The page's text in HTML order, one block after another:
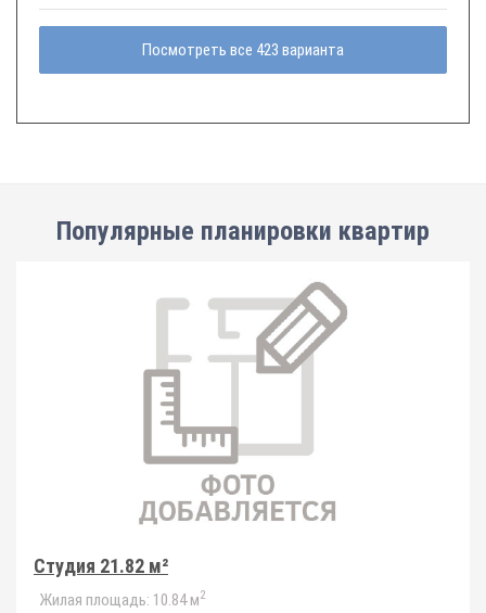
Посмотреть все 423 варианта
Популярные планировки квартир
Студия 21.82 м²
Жилая площадь: 10.84 м2